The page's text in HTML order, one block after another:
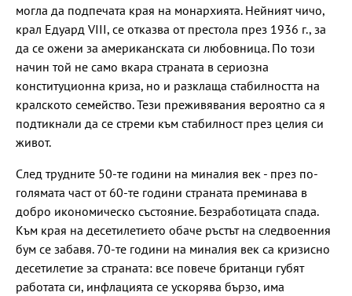
могла да подпечата края на монархията. Нейният чичо,
крал Едуард VIII, се отказва от престола през 1936 г., за
да се ожени за американската си любовница. По този
начин той не само вкара страната в сериозна
конституционна криза, но и разклаща стабилността на
кралското семейство. Тези преживявания вероятно са я
подтикнали да се стреми към стабилност през целия си
живот.
След трудните 50-те години на миналия век - през по-
голямата част от 60-те години страната преминава в
добро икономическо състояние. Безработицата спада.
Към края на десетилетието обаче ръстът на следвоенния
бум се забавя. 70-те години на миналия век са кризисно
десетилетие за страната: все повече британци губят
работата си, инфлацията се ускорява бързо, има